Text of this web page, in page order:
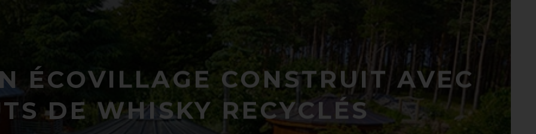
ÉCOVILLAGE CONSTRUIT AVEC
DE WHISKY RECYCLÉS